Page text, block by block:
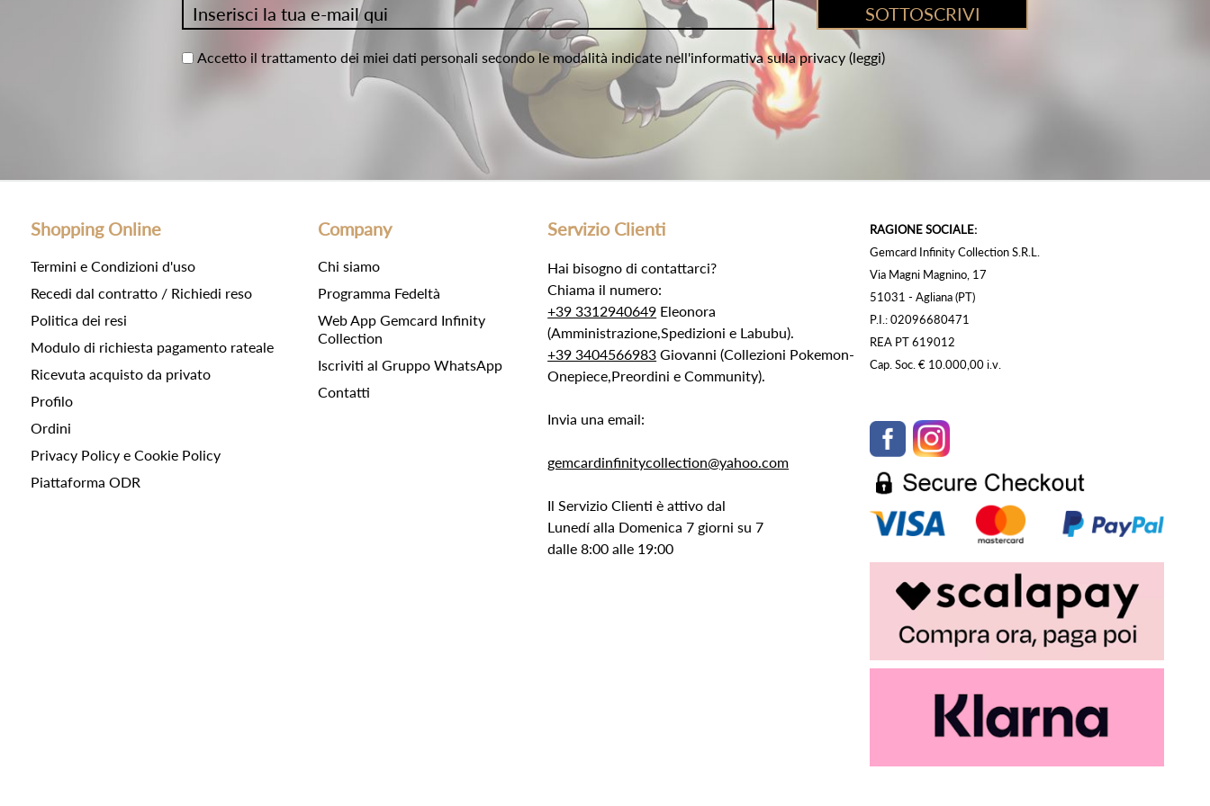
Accetto il trattamento dei miei dati personali secondo le modalità indicate nell'informativa sulla privacy (leggi)
Shopping Online
Termini e Condizioni d'uso
Recedi dal contratto / Richiedi reso
Politica dei resi
Modulo di richiesta pagamento rateale
Ricevuta acquisto da privato
Profilo
Ordini
Privacy Policy e Cookie Policy
Piattaforma ODR
Company
Chi siamo
Programma Fedeltà
Web App Gemcard Infinity
Collection
Iscriviti al Gruppo WhatsApp
Contatti
Servizio Clienti
Hai bisogno di contattarci?
Chiama il numero:
+39 3312940649 Eleonora
(Amministrazione,Spedizioni e Labubu).
+39 3404566983 Giovanni (Collezioni Pokemon-
Onepiece,Preordini e Community).
Invia una email:
gemcardinfinitycollection@yahoo.com
Il Servizio Clienti è attivo dal
Lunedí alla Domenica 7 giorni su 7
dalle 8:00 alle 19:00
RAGIONE SOCIALE:
Gemcard Infinity Collection S.R.L.
Via Magni Magnino, 17
51031 - Agliana (PT)
P.I.: 02096680471
REA PT 619012
Cap. Soc. € 10.000,00 i.v.